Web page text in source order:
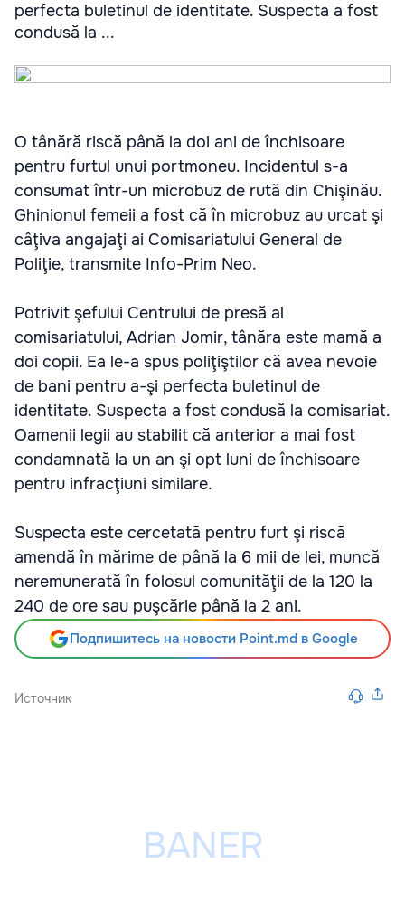
perfecta buletinul de identitate. Suspecta a fost
condusă la ...
O tânără riscă până la doi ani de închisoare
pentru furtul unui portmoneu. Incidentul s-a
consumat într-un microbuz de rută din Chişinău.
Ghinionul femeii a fost că în microbuz au urcat şi
câţiva angajaţi ai Comisariatului General de
Poliţie, transmite Info-Prim Neo.
Potrivit şefului Centrului de presă al
comisariatului, Adrian Jomir, tânăra este mamă a
doi copii. Ea le-a spus poliţiştilor că avea nevoie
de bani pentru a-şi perfecta buletinul de
identitate. Suspecta a fost condusă la comisariat.
Oamenii legii au stabilit că anterior a mai fost
condamnată la un an şi opt luni de închisoare
pentru infracţiuni similare.
Suspecta este cercetată pentru furt şi riscă
amendă în mărime de până la 6 mii de lei, muncă
neremunerată în folosul comunităţii de la 120 la
240 de ore sau puşcărie până la 2 ani.
Подпишитесь на новости Point.md в Google
Источник